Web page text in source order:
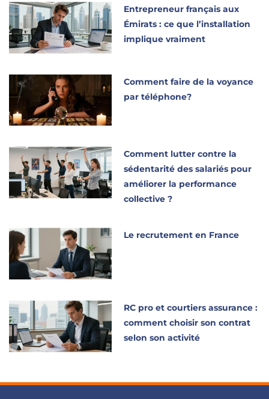
Entrepreneur français aux
Émirats : ce que l’installation
implique vraiment
Comment faire de la voyance
par téléphone?
Comment lutter contre la
sédentarité des salariés pour
améliorer la performance
collective ?
Le recrutement en France
RC pro et courtiers assurance :
comment choisir son contrat
selon son activité